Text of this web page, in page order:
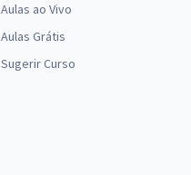
Aulas ao Vivo
Aulas Grátis
Sugerir Curso